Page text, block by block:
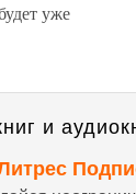
уже
и